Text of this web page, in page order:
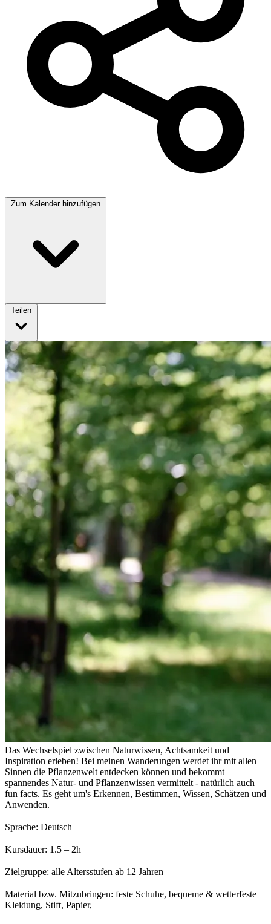
Zum Kalender hinzufügen
Teilen
Das Wechselspiel zwischen Naturwissen, Achtsamkeit und
Inspiration erleben! Bei meinen Wanderungen werdet ihr mit allen
Sinnen die Pflanzenwelt entdecken können und bekommt
spannendes Natur- und Pflanzenwissen vermittelt - natürlich auch
fun facts. Es geht um's Erkennen, Bestimmen, Wissen, Schätzen und
Anwenden.
Sprache: Deutsch
Kursdauer: 1.5 – 2h
Zielgruppe: alle Altersstufen ab 12 Jahren
Material bzw. Mitzubringen: feste Schuhe, bequeme & wetterfeste
Kleidung, Stift, Papier,